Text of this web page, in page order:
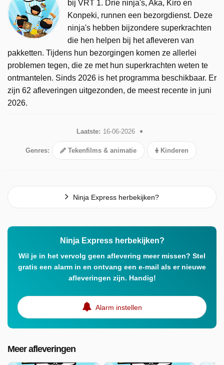
bij VRT 1. Drie ninja's, Aka, Kiro en
Konpeki, runnen een bezorgdienst. Deze
ninja's hebben bijzondere superkrachten
die hen helpen bij het afleveren van
pakketten. Tijdens hun bezorgingen komen ze allerlei
problemen tegen, die ze met hun superkrachten weten te
ontmantelen. Sinds 2026 is het programma beschikbaar. Er
zijn 62 afleveringen uitgezonden, de meest recente in juni
2026.
Laatste: 16-06-2026
Genres: Tekenfilms & animatie Kinderen
Ninja Express herbekijken?
Ninja Express herbekijken?
Wil je in het vervolg geen aflevering meer missen? Stel
gratis een alarm in en ontvang een e-mail als er nieuwe
afleveringen zijn. Handig!
Alarm instellen
Meer afleveringen